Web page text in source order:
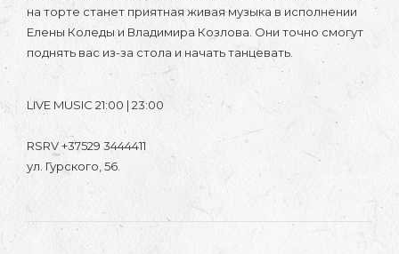
на торте станет приятная живая музыка в исполнении
Елены Коледы и Владимира Козлова. Они точно смогут
поднять вас из-за стола и начать танцевать.
LIVE MUSIC 21:00 | 23:00
RSRV +37529 3444411
ул. Гурского, 56.